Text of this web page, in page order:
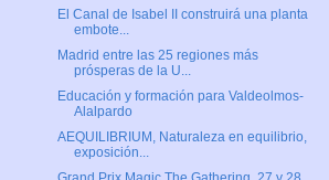
El Canal de Isabel II construirá una planta
embote...
Madrid entre las 25 regiones más
prósperas de la U...
Educación y formación para Valdeolmos-
Alalpardo
AEQUILIBRIUM, Naturaleza en equilibrio,
exposición...